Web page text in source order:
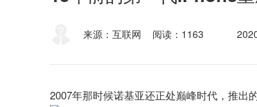
来源：互联网 阅读：1163
2007年那时候诺基亚还正处巅峰时代，推出